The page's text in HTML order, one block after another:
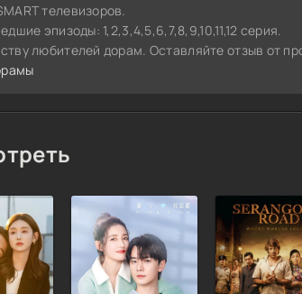
телевизоров.
эпизоды: 1,2,3,4,5,6,7,8,9,10,11,12 серия.
любителей дорам. Оставляйте отзыв от